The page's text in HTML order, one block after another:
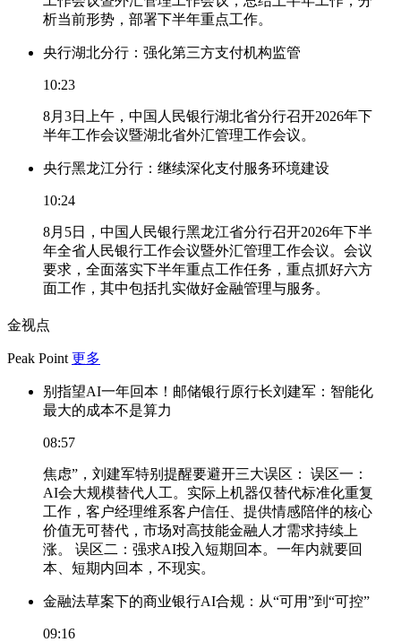
析当前形势，部署下半年重点工作。
央行湖北分行：强化第三方支付机构监管
10:23
8月3日上午，中国人民银行湖北省分行召开2026年下
半年工作会议暨湖北省外汇管理工作会议。
央行黑龙江分行：继续深化支付服务环境建设
10:24
8月5日，中国人民银行黑龙江省分行召开2026年下半
年全省人民银行工作会议暨外汇管理工作会议。会议
要求，全面落实下半年重点工作任务，重点抓好六方
面工作，其中包括扎实做好金融管理与服务。
金视点
Peak Point 更多
别指望AI一年回本！邮储银行原行长刘建军：智能化
最大的成本不是算力
08:57
焦虑”，刘建军特别提醒要避开三大误区： 误区一：
AI会大规模替代人工。实际上机器仅替代标准化重复
工作，客户经理维系客户信任、提供情感陪伴的核心
价值无可替代，市场对高技能金融人才需求持续上
涨。 误区二：强求AI投入短期回本。一年内就要回
本、短期内回本，不现实。
金融法草案下的商业银行AI合规：从“可用”到“可控”
09:16